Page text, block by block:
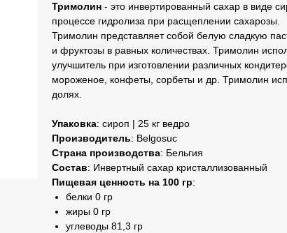
Тримолин - это инвертированный сахар в виде
процессе гидролиза при расщеплении сахарозы.
Тримолин представляет собой белую сладкую
и фруктозы в равных количествах. Тримолин
улучшитель при изготовлении различных
мороженое, конфеты, сорбеты и др. Тримолин
долях.
Упаковка: сироп | 25 кг ведро
Производитель: Belgosuc
Страна производства: Бельгия
Состав: Инвертный сахар кристаллизованный
Пищевая ценность на 100 гр:
белки 0 гр
жиры 0 гр
углеводы 81,3 гр